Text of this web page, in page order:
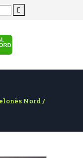
Nord /